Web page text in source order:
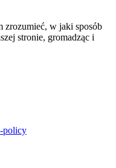
zrozumieć, w jaki sposób
stronie, gromadząc i
policy